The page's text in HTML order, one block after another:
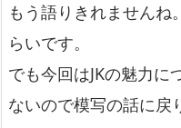
もう語りきれませんね
らいです。
でも今回はJKの魅力に
ないので模写の話に戻